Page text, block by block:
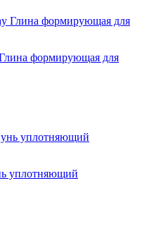
формирующая для
уплотняющий